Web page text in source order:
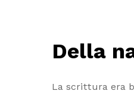
Della
La scrittura era